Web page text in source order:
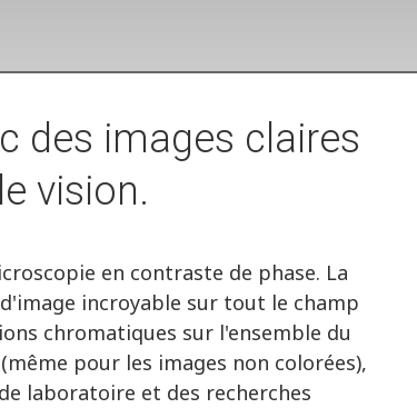
des images claires
vision.
en contraste de phase. La
incroyable sur tout le champ
chromatiques sur l'ensemble du
pour les images non colorées),
laboratoire et des recherches